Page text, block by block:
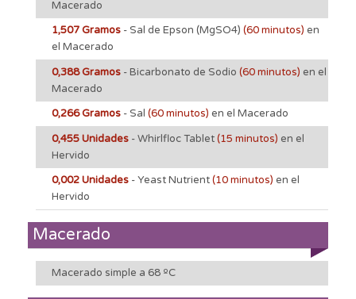
Macerado
1,507 Gramos - Sal de Epson (MgSO4) (60 minutos) en
el Macerado
0,388 Gramos - Bicarbonato de Sodio (60 minutos) en el
Macerado
0,266 Gramos - Sal (60 minutos) en el Macerado
0,455 Unidades - Whirlfloc Tablet(15 minutos) en el
Hervido
0,002 Unidades - Yeast Nutrient(10 minutos) en el
Hervido
Macerado
Macerado simple a 68 ºC